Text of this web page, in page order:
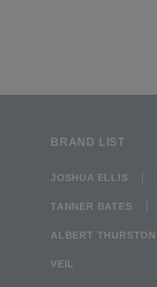
BRAND LIST
JOSHUA ELLIS
TANNER BATES
ALBERT THURSTON
VEIL